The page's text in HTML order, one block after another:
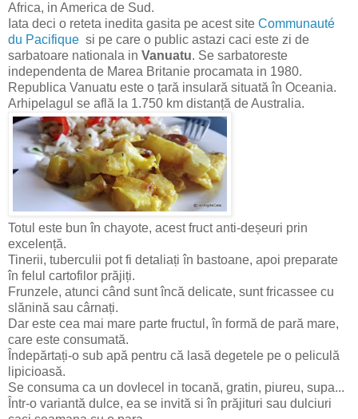
Africa, in America de Sud.
Iata deci o reteta inedita gasita pe acest site Communauté
du Pacifique si pe care o public astazi caci este zi de
sarbatoare nationala in Vanuatu. Se sarbatoreste
independenta de Marea Britanie procamata in 1980.
Republica Vanuatu este o țară insulară situată în Oceania.
Arhipelagul se află la 1.750 km distanță de Australia.
Totul este bun în chayote, acest fruct anti-deșeuri prin
excelență.
Tinerii, tuberculii pot fi detaliați în bastoane, apoi preparate
în felul cartofilor prăjiți.
Frunzele, atunci când sunt încă delicate, sunt fricassee cu
slănină sau cârnați.
Dar este cea mai mare parte fructul, în formă de pară mare,
care este consumată.
Îndepărtați-o sub apă pentru că lasă degetele pe o peliculă
lipicioasă.
Se consuma ca un dovlecel in tocană, gratin, piureu, supa...
Într-o variantă dulce, ea se invită si în prăjituri sau dulciuri